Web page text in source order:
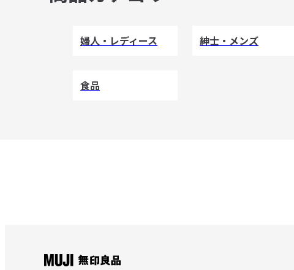
婦人・レディース 紳士・メンズ
食品